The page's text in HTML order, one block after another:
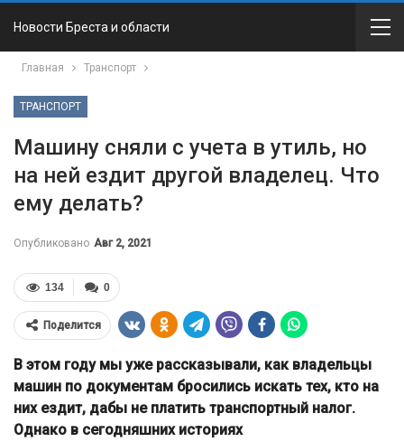
Новости Бреста и области
Главная Транспорт
ТРАНСПОРТ
Машину сняли с учета в утиль, но
на ней ездит другой владелец. Что
ему делать?
Опубликовано Авг 2, 2021
0
134
Поделится
В этом году мы уже рассказывали, как владельцы
машин по документам бросились искать тех, кто на
них ездит, дабы не платить транспортный налог.
Однако в сегодняшних историях